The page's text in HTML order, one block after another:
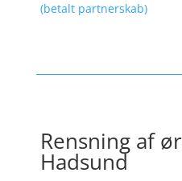
(betalt partnerskab)
Rensning af
Hadsund